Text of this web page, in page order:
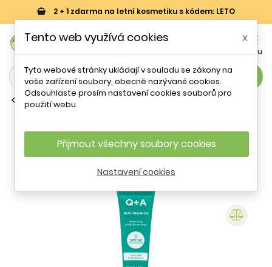
2 + 1 zdarma na letní kosmetiku s kódem: LETO

Menu
search
Krémy s ochrannou SPF proti vráskám
niacinamidem SPF 50 Niacinamide
(Balancing Daily Sunscreen) Q+A - 50
ml
Tento web využívá cookies x
Tyto webové stránky ukládají v souladu se zákony na
vaše zařízení soubory, obecně nazývané cookies.
Odsouhlaste prosím nastavení cookies souborů pro
použití webu.
Přijmout všechny soubory cookies
Nastavení cookies